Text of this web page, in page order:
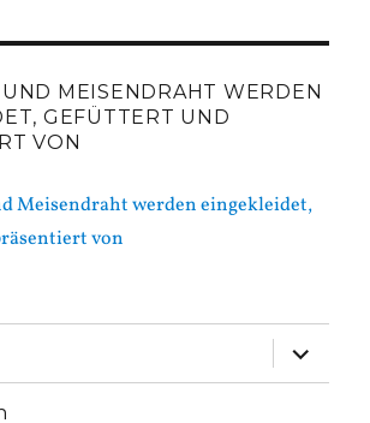
MEISENDRAHT WERDEN
GEFÜTTERT UND
VON